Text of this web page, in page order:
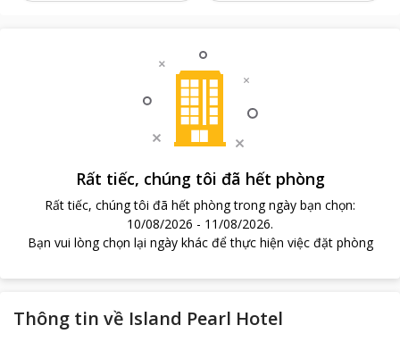
Rất tiếc, chúng tôi đã hết phòng
Rất tiếc, chúng tôi đã hết phòng trong ngày bạn chọn:
10/08/2026 - 11/08/2026.
Bạn vui lòng chọn lại ngày khác để thực hiện việc đặt phòng
Thông tin về Island Pearl Hotel